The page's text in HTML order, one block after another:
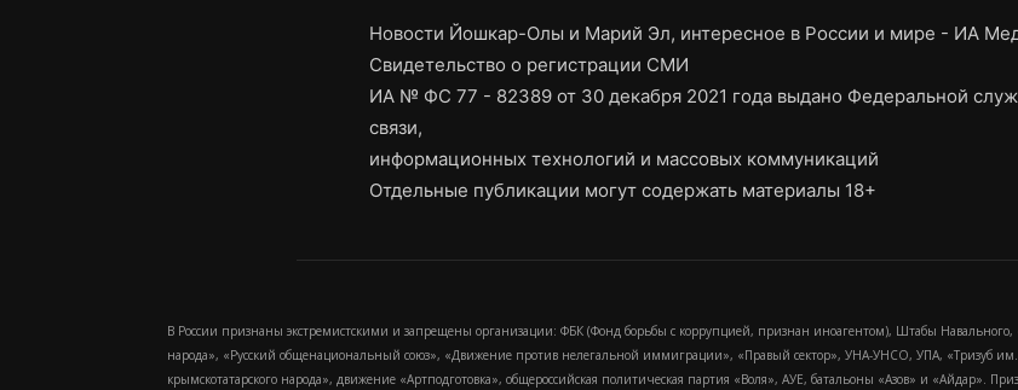
Новости Йошкар-Олы и Марий Эл, интересное в России и мире - ИА
Свидетельство о регистрации СМИ
ИА № ФС 77 - 82389 от 30 декабря 2021 года выдано Федеральной
связи,
информационных технологий и массовых коммуникаций
Отдельные публикации могут содержать материалы 18+
В России признаны экстремистскими и запрещены организации: ФБК (Фонд борьбы с коррупцией, признан иноагентом), Штабы
народа», «Русский общенациональный союз», «Движение против нелегальной иммиграции», «Правый сектор», УНА-УНСО, УПА, «Тризуб
крымскотатарского народа», движение «Артподготовка», общероссийская политическая партия «Воля», АУЕ, батальоны «Азов» и